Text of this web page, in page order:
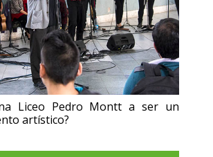
Liceo Pedro Montt a ser un
artístico?